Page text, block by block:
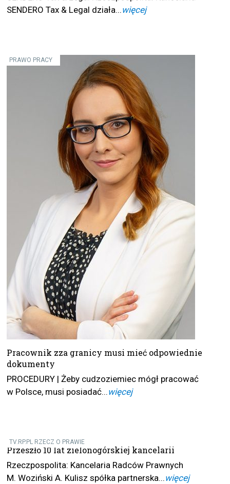
SENDERO Tax & Legal działa...więcej
PRAWO PRACY
Pracownik zza granicy musi mieć odpowiednie
dokumenty
PROCEDURY | Żeby cudzoziemiec mógł pracować
w Polsce, musi posiadać...więcej
TV.RP.PL RZECZ O PRAWIE
Przeszło 10 lat zielonogórskiej kancelarii
Rzeczpospolita: Kancelaria Radców Prawnych
M. Woziński A. Kulisz spółka partnerska...więcej